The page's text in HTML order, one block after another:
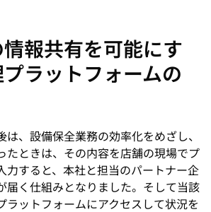
報共有を可能にす
ラットフォームの
は、設備保全業務の効率化をめざし、
たときは、その内容を店舗の現場でプ
力すると、本社と担当のパートナー企
届く仕組みとなりました。そして当該
ラットフォームにアクセスして状況を